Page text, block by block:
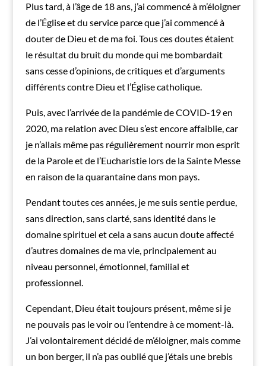
Plus tard, à l’âge de 18 ans, j’ai commencé à m’éloigner
de l’Église et du service parce que j’ai commencé à
douter de Dieu et de ma foi. Tous ces doutes étaient
le résultat du bruit du monde qui me bombardait
sans cesse d’opinions, de critiques et d’arguments
différents contre Dieu et l’Église catholique.
Puis, avec l’arrivée de la pandémie de COVID-19 en
2020, ma relation avec Dieu s’est encore affaiblie, car
je n’allais même pas régulièrement nourrir mon esprit
de la Parole et de l’Eucharistie lors de la Sainte Messe
en raison de la quarantaine dans mon pays.
Pendant toutes ces années, je me suis sentie perdue,
sans direction, sans clarté, sans identité dans le
domaine spirituel et cela a sans aucun doute affecté
d’autres domaines de ma vie, principalement au
niveau personnel, émotionnel, familial et
professionnel.
Cependant, Dieu était toujours présent, même si je
ne pouvais pas le voir ou l’entendre à ce moment-là.
J’ai volontairement décidé de m’éloigner, mais comme
un bon berger, il n’a pas oublié que j’étais une brebis